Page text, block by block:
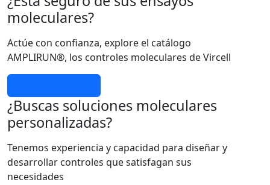
moleculares?
Actúe con confianza, explore el catálogo
AMPLIRUN®, los controles moleculares de Vircell
¿Buscas soluciones moleculares
personalizadas?
Tenemos experiencia y capacidad para diseñar y
desarrollar controles que satisfagan sus
necesidades